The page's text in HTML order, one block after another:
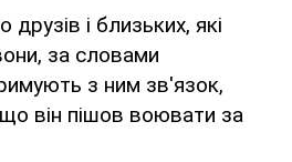
і близьких, які
за словами
з ним зв'язок,
він пішов воювати за